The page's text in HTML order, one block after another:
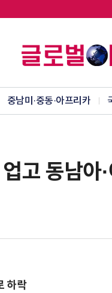
중남미·중동·아프리카
고 동남아
하락